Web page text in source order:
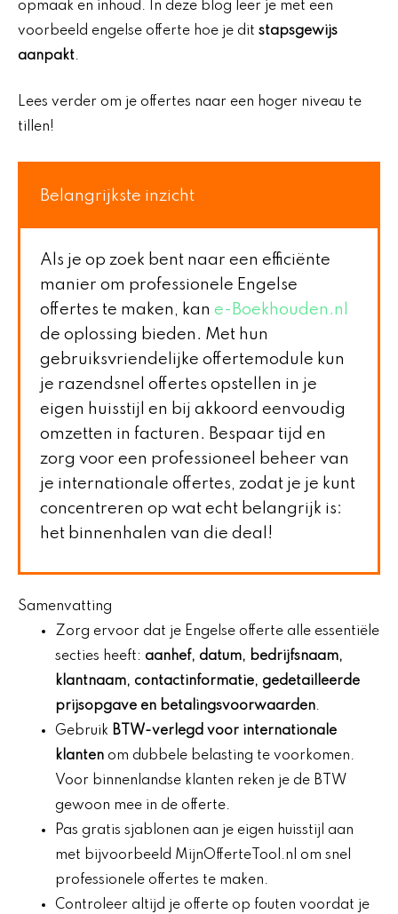
opmaak en inhoud. In deze blog leer je met een
voorbeeld engelse offerte hoe je dit stapsgewijs
aanpakt.
Lees verder om je offertes naar een hoger niveau te
tillen!
Belangrijkste inzicht
Als je op zoek bent naar een efficiënte
manier om professionele Engelse
offertes te maken, kan e-Boekhouden.nl
de oplossing bieden. Met hun
gebruiksvriendelijke offertemodule kun
je razendsnel offertes opstellen in je
eigen huisstijl en bij akkoord eenvoudig
omzetten in facturen. Bespaar tijd en
zorg voor een professioneel beheer van
je internationale offertes, zodat je je kunt
concentreren op wat echt belangrijk is:
het binnenhalen van die deal!
Samenvatting
Zorg ervoor dat je Engelse offerte alle essentiële
secties heeft: aanhef, datum, bedrijfsnaam,
klantnaam, contactinformatie, gedetailleerde
prijsopgave en betalingsvoorwaarden.
Gebruik BTW-verlegd voor internationale
klanten om dubbele belasting te voorkomen.
Voor binnenlandse klanten reken je de BTW
gewoon mee in de offerte.
Pas gratis sjablonen aan je eigen huisstijl aan
met bijvoorbeeld MijnOfferteTool.nl om snel
professionele offertes te maken.
Controleer altijd je offerte op fouten voordat je